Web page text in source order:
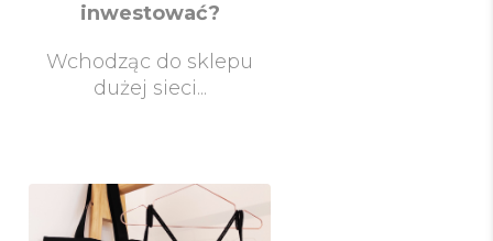
inwestować?
Wchodząc do sklepu
dużej sieci...